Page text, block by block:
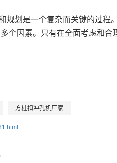
规划是一个复杂而关键的过程
个因素。只有在全面考虑和
方柱扣冲孔机厂家